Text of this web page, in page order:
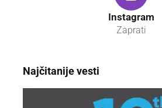
Instagram
Zaprati
Najčitanije vesti